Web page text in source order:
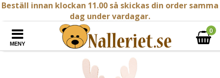
Beställ innan klockan 11.00 så skickas din order samma
dag under vardagar.
MENY
0